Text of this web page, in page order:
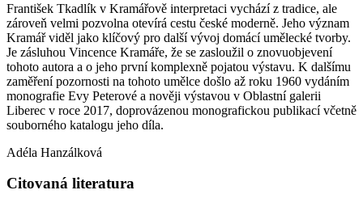
František Tkadlík v Kramářově interpretaci vychází z tradice, ale
zároveň velmi pozvolna otevírá cestu české moderně. Jeho význam
Kramář viděl jako klíčový pro další vývoj domácí umělecké tvorby.
Je zásluhou Vincence Kramáře, že se zasloužil o znovuobjevení
tohoto autora a o jeho první komplexně pojatou výstavu. K dalšímu
zaměření pozornosti na tohoto umělce došlo až roku 1960 vydáním
monografie Evy Peterové a nověji výstavou v Oblastní galerii
Liberec v roce 2017, doprovázenou monografickou publikací včetně
souborného katalogu jeho díla.
Adéla Hanzálková
Citovaná literatura